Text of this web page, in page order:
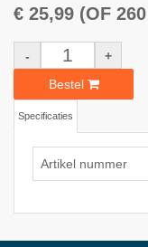
€ 25,99 (OF
-
+
Bestel
Specificaties
Artikel nummer